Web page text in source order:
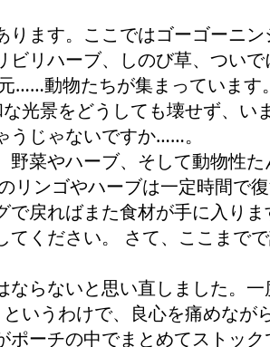
ります。ここではゴーゴーニ
リハーブ、しのび草、ついで
……動物たちが集まっています
光景をどうしても壊せず、い
うじゃないですか……。
菜やハーブ、そして動物性た
リンゴやハーブは一定時間で
戻ればまた食材が手に入りま
ください。 さて、ここまで
らないと思い直しました。一
いうわけで、良心を痛めなが
ーチの中でまとめてストック